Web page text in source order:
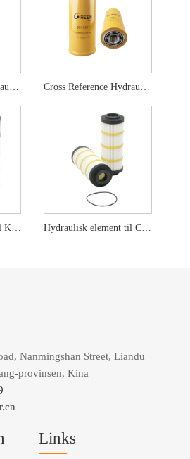
Cross Reference Hydraulic Filter HF6861 Cross Reference Hydraulic Filter HF6588
Hydraulisk element til Kato 68937310012 H1015 P502184 Hydraulisk element til CAT 348-1861 PT9536-MPG WL10409
Nanmingshan Street, Liandu
provinsen, Kina
Links